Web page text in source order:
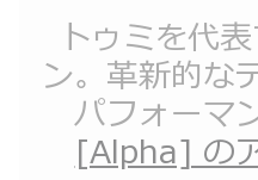
トゥミを代
ン。革新的な
パフォーマ
[Alpha] の